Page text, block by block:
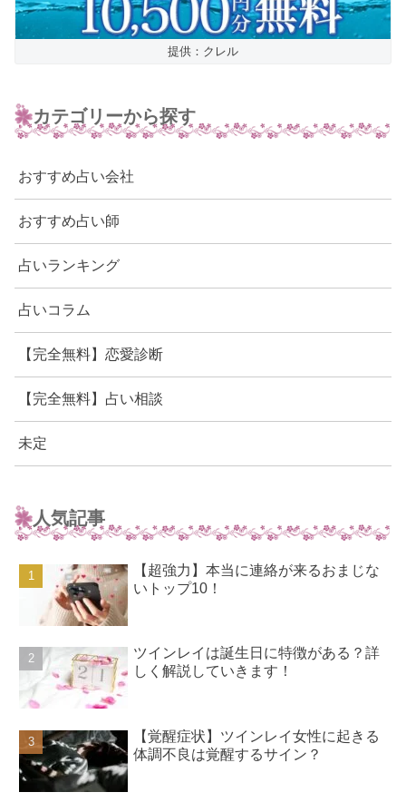
提供：クレル
カテゴリーから探す
おすすめ占い会社
おすすめ占い師
占いランキング
占いコラム
【完全無料】恋愛診断
【完全無料】占い相談
未定
人気記事
【超強力】本当に連絡が来るおまじな
いトップ10！
ツインレイは誕生日に特徴がある？詳
しく解説していきます！
【覚醒症状】ツインレイ女性に起きる
体調不良は覚醒するサイン？